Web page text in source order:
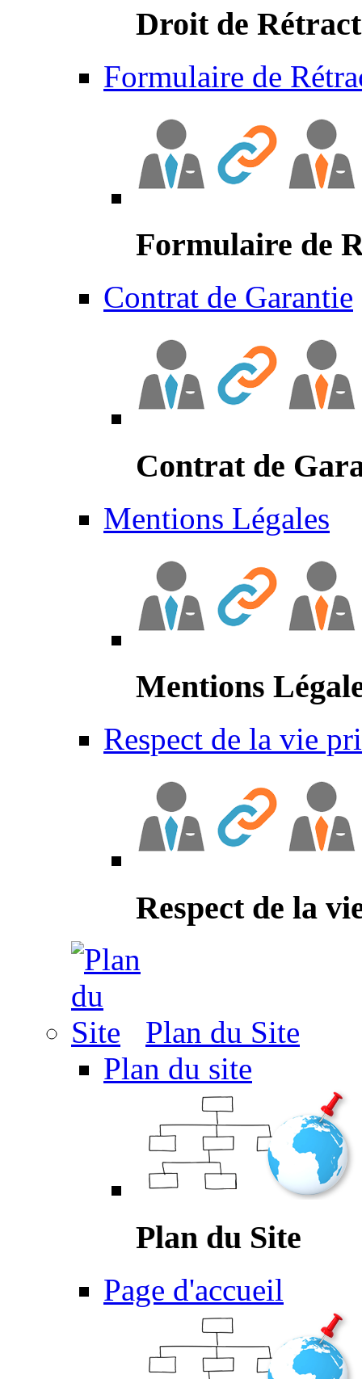
Droit de
Formulaire de
Formulaire de
Contrat de Garantie
Contrat de
Mentions Légales
Mentions
Respect de la vie
Respect de la
Plan du Site
Plan du site
Plan du Site
Page d'accueil